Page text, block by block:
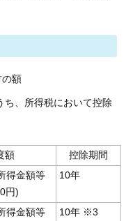
の額
ち、所得税において控除
額
控除期間
得金額等
円)
10年
得金額等
10年 ※3